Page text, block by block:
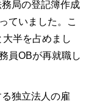
局の登記簿作成
ていました。こ
半を占めまし
員OBが再就職し
独立法人の雇